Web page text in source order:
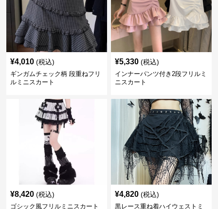
¥4,010 (税込)
ギンガムチェック柄 段重ねフリ
ルミニスカート
¥5,330 (税込)
インナーパンツ付き2段フリルミ
ニスカート
¥8,420 (税込)
ゴシック風フリルミニスカート
¥4,820 (税込)
黒レース重ね着ハイウェストミ